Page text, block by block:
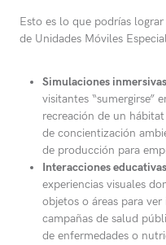
Esto es lo que podrías
de Unidades Móviles
Simulaciones
visitantes “sumergirse”
recreación de un
de concientización
de producción para
Interacciones
experiencias visuales
objetos o áreas para
campañas de salud
de enfermedades o